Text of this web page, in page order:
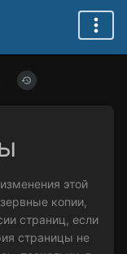
этой
копии,
страниц, если
страницы не